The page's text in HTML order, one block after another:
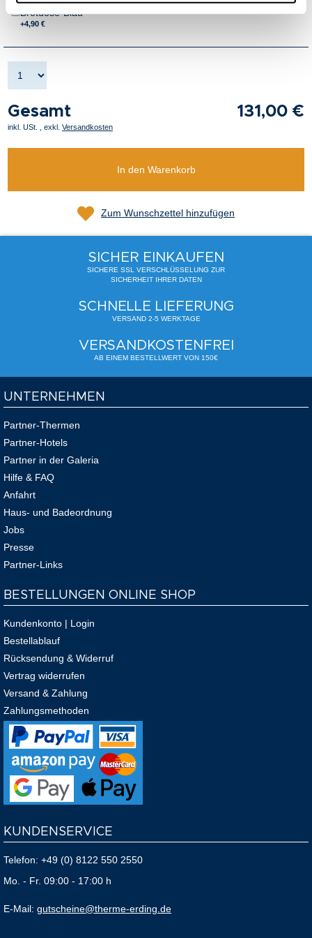
Brotdose-Blau
+4,90 €
Gesamt 131,00 €
inkl. USt. , exkl. Versandkosten
In den Warenkorb
Zum Wunschzettel hinzufügen
SICHER EINKAUFEN
SICHERE SSL VERSCHLÜSSELUNG ZUR
SICHERHEIT IHRER DATEN
SCHNELLE LIEFERUNG
VERSAND 2-5 WERKTAGE
VERSANDKOSTENFREI
AB EINEM BESTELLWERT VON 150€
UNTERNEHMEN
Partner-Thermen
Partner-Hotels
Partner in der Galeria
Hilfe & FAQ
Anfahrt
Haus- und Badeordnung
Jobs
Presse
Partner-Links
BESTELLUNGEN ONLINE SHOP
Kundenkonto | Login
Bestellablauf
Rücksendung & Widerruf
Vertrag widerrufen
Versand & Zahlung
Zahlungsmethoden
KUNDENSERVICE
Telefon: +49 (0) 8122 550 2550
Mo. - Fr. 09:00 - 17:00 h
E-Mail: gutscheine@therme-erding.de